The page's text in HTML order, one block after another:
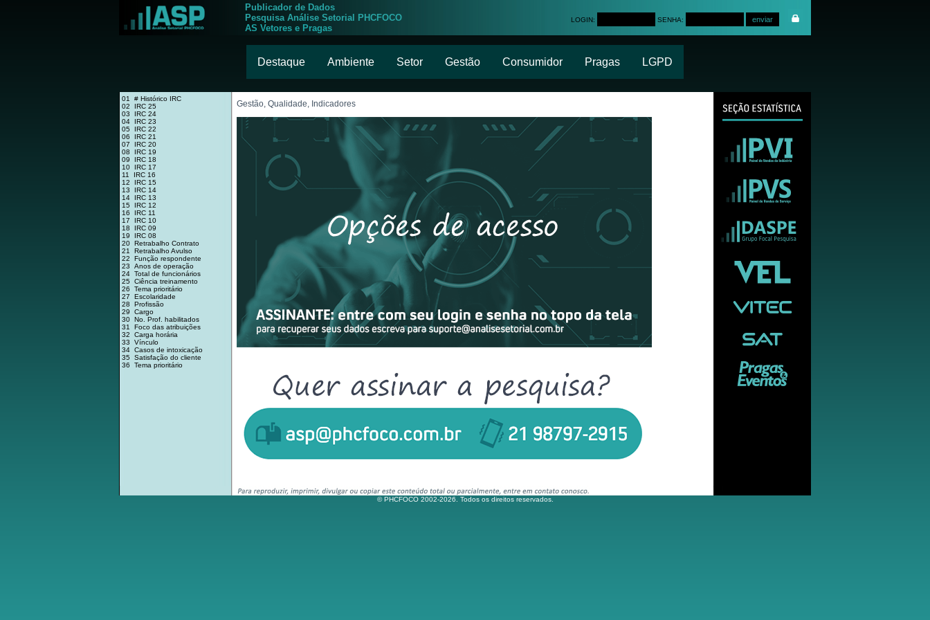
Publicador de Dados
Pesquisa Análise Setorial PHCFOCO
AS Vetores e Pragas
LOGIN: SENHA:
Destaque Ambiente Setor Gestão Consumidor Pragas LGPD
01 # Histórico IRC
02 IRC 25
03 IRC 24
04 IRC 23
05 IRC 22
06 IRC 21
07 IRC 20
08 IRC 19
09 IRC 18
10 IRC 17
11 IRC 16
12 IRC 15
13 IRC 14
14 IRC 13
15 IRC 12
16 IRC 11
17 IRC 10
18 IRC 09
19 IRC 08
20 Retrabalho Contrato
21 Retrabalho Avulso
22 Função respondente
23 Anos de operação
24 Total de funcionários
25 Ciência treinamento
26 Tema prioritário
27 Escolaridade
28 Profissão
29 Cargo
30 No. Prof. habilitados
31 Foco das atribuições
32 Carga horária
33 Vínculo
34 Casos de intoxicação
35 Satisfação do cliente
36 Tema prioritário
Gestão, Qualidade, Indicadores
© PHCFOCO 2002-2026. Todos os direitos reservados.